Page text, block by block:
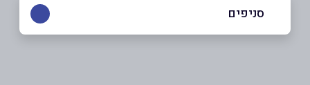
סניפים